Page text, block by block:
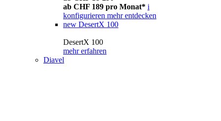
ab CHF 189 pro Monat* i
konfigurieren mehr entdecken
new DesertX 100
DesertX 100
mehr erfahren
Diavel